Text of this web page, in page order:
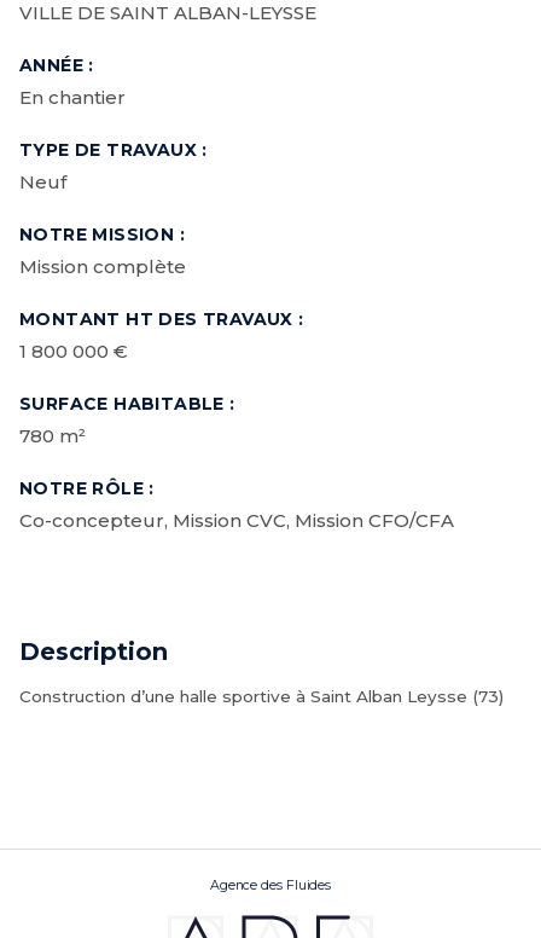
VILLE DE SAINT ALBAN-LEYSSE
ANNÉE :
En chantier
TYPE DE TRAVAUX :
Neuf
NOTRE MISSION :
Mission complète
MONTANT HT DES TRAVAUX :
1 800 000 €
SURFACE HABITABLE :
780 m²
NOTRE RÔLE :
Co-concepteur, Mission CVC, Mission CFO/CFA
Description
Construction d’une halle sportive à Saint Alban Leysse (73)
Agence des Fluides